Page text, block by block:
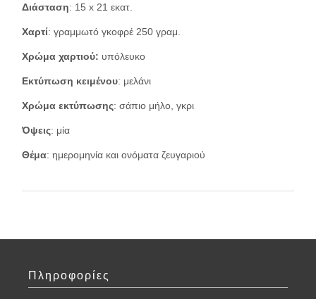
Διάσταση: 15 x 21 εκατ.
Χαρτί: γραμμωτό γκοφρέ 250 γραμ.
Χρώμα χαρτιού: υπόλευκο
Εκτύπωση κειμένου: μελάνι
Χρώμα εκτύπωσης: σάπιο μήλο, γκρι
Όψεις: μία
Θέμα: ημερομηνία και ονόματα ζευγαριού
Πληροφορίες